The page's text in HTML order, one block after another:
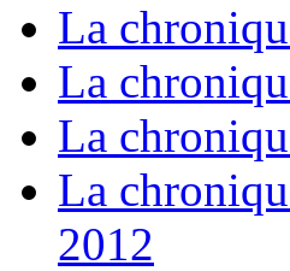
La
La
La
La
2012